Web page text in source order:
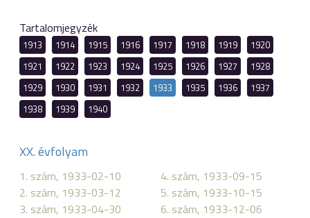
Tartalomjegyzék
1913 1914 1915 1916 1917 1918 1919
1920
1921
1922 1923 1924 1925 1926 1927
1928
1929
1930 1931 1932 1933 1935 1936
1937
1938
1939 1940
XX. évfolyam
1. szám, 1933-02-10
2. szám, 1933-03-12
3. szám, 1933-04-30
4. szám, 1933-09-15
5. szám, 1933-10-15
6. szám, 1933-12-06